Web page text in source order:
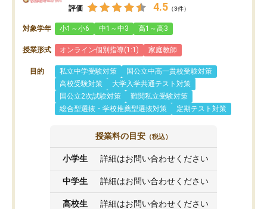
評価 4.5 （3件）
対象学年 小1～小6 中1～中3 高1～高3
授業形式 オンライン個別指導(1:1) 家庭教師
目的 私立中学受験対策
国公立中高一貫校受験対策
高校受験対策
大学入学共通テスト対策
国公立2次試験対策
難関私立受験対策
総合型選抜・学校推薦型選抜対策
定期テスト対策
授業料の目安 （税込）
小学生 詳細はお問い合わせください
中学生 詳細はお問い合わせください
高校生 詳細はお問い合わせください